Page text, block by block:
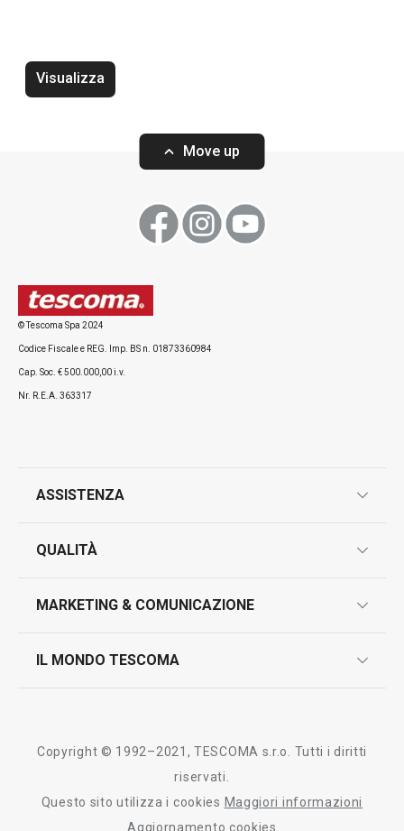
Visualizza Visualizza
Visualizza
Move up
© Tescoma Spa 2024
Codice Fiscale e REG. Imp. BS n. 01873360984
Cap. Soc. € 500.000,00 i.v.
Nr. R.E.A. 363317
ASSISTENZA
contatti
QUALITÀ
test sui prodotti
MARKETING & COMUNICAZIONE
IL MONDO TESCOMA
Tescoma nel mondo
Copyright © 1992–2021, TESCOMA s.r.o. Tutti i diritti
riservati.
Questo sito utilizza i cookies Maggiori informazioni
Aggiornamento cookies